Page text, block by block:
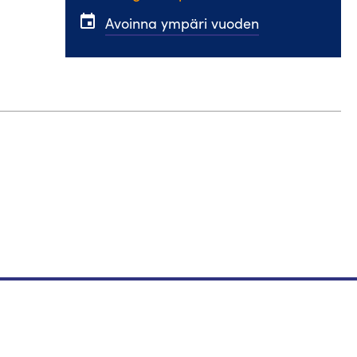
event Avoinna ympäri vuoden